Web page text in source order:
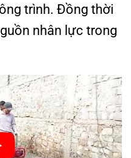
trình. Đồng thời
nhân lực trong